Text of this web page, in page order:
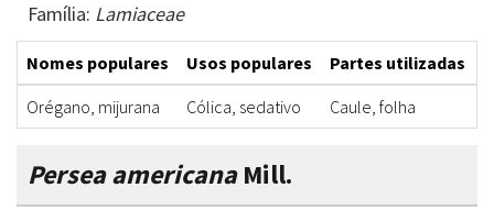
Família: Lamiaceae
Nomes populares Usos populares Partes utilizadas
Orégano, mijurana
Cólica, sedativo Caule, folha
Persea americanaMill.